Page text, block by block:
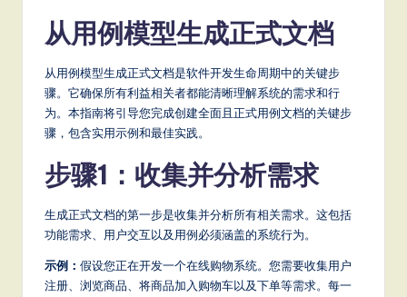
C
hi
从用例模型生成正式文档
从用例模型生成正式文档是软件开发生命周期中的关键步
骤。它确保所有利益相关者都能清晰理解系统的需求和行
为。本指南将引导您完成创建全面且正式用例文档的关键步
骤，包含实用示例和最佳实践。
步骤1：收集并分析需求
生成正式文档的第一步是收集并分析所有相关需求。这包括
功能需求、用户交互以及用例必须涵盖的系统行为。
示例： 假设您正在开发一个在线购物系统。您需要收集用户
注册、浏览商品、将商品加入购物车以及下单等需求。每一